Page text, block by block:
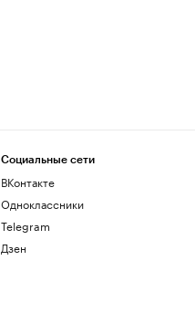
Социальные сети
ВКонтакте
Одноклассники
Telegram
Дзен